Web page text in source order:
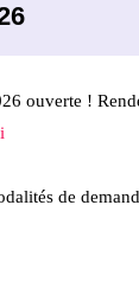
ouverte !
de